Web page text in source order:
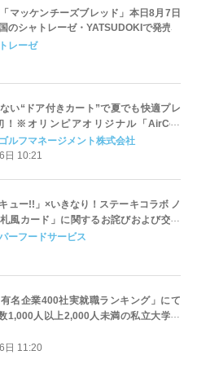
マッケンチーズブレッド」本日8月7日
のシャトレーゼ・YATSUDOKIで発売
レーゼ
い“ドア付きカート”で夏でも快適プレ
※オリンピアオリジナル「AirCon
ンカート）」導入 | ＰＧＭ
ルフマネージメント株式会社
日 10:21
ュー!!」×いきなり！ステーキコラボ ノ
風カード」に関するお詫びおよび交換
ご案内
ーフードサービス
名企業400社実就職ランキング」にて
1,000人以上2,000人未満の私立大学で
得！～実就職率は26.5%（前年比＋
東京の私立大学でも10位にランクイン
日 11:20